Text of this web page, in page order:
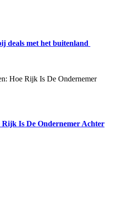
deals met het buitenland
Rijk Is De Ondernemer Achter